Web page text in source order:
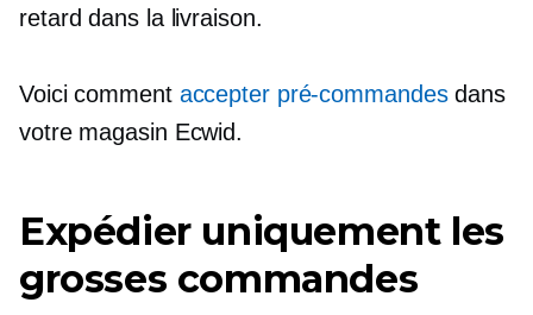
retard dans la livraison.
Voici comment accepter pré-commandesdans
votre magasin Ecwid.
Expédier uniquement les
grosses commandes